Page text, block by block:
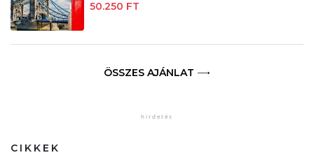
50.250 FT
ÖSSZES AJÁNLAT
CIKKEK